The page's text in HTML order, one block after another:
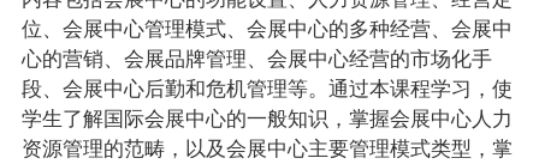
位、会展中心管理模式、会展中心的多种经营、会展中
心的营销、会展品牌管理、会展中心经营的市场化手
段、会展中心后勤和危机管理等。通过本课程学习，使
学生了解国际会展中心的一般知识，掌握会展中心人力
资源管理的范畴，以及会展中心主要管理模式类型，掌